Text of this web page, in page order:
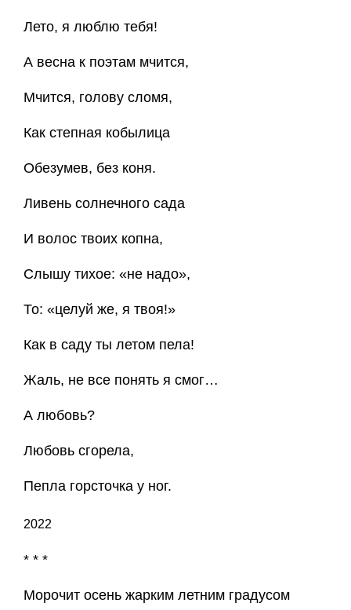
Лето, я люблю тебя!
А весна к поэтам мчится,
Мчится, голову сломя,
Как степная кобылица
Обезумев, без коня.
Ливень солнечного сада
И волос твоих копна,
Слышу тихое: «не надо»,
То: «целуй же, я твоя!»
Как в саду ты летом пела!
Жаль, не все понять я смог…
А любовь?
Любовь сгорела,
Пепла горсточка у ног.
2022
* * *
Морочит осень жарким летним градусом